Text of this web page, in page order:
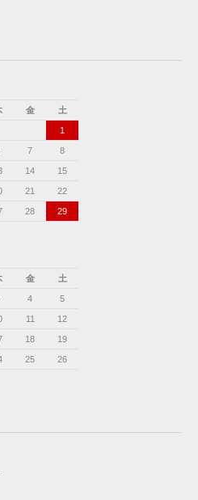
金 土
1
7 8
14 15
21 22
28 29
金 土
4 5
11 12
18 19
25 26